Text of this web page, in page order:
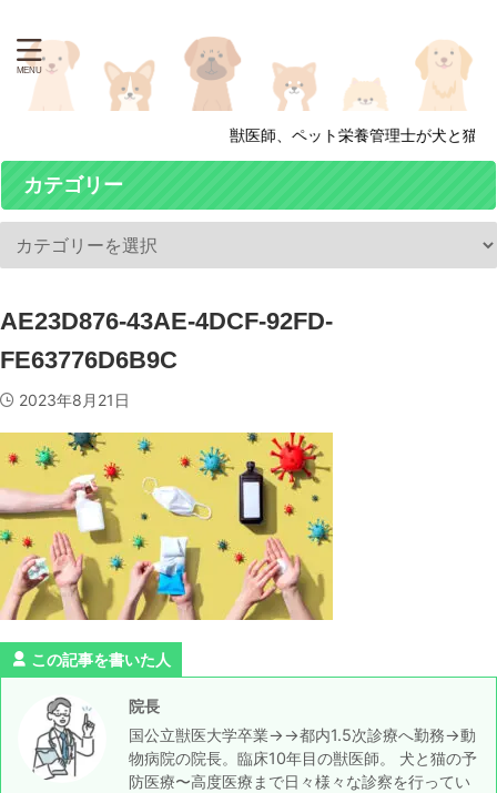
獣医師、ペット栄養管理士が犬と猫
カテゴリー
AE23D876-43AE-4DCF-92FD-
FE63776D6B9C
2023年8月21日
この記事を書いた人
院長
国公立獣医大学卒業→→都内1.5次診療へ勤務→動
物病院の院長。臨床10年目の獣医師。 犬と猫の予
防医療〜高度医療まで日々様々な診察を行ってい